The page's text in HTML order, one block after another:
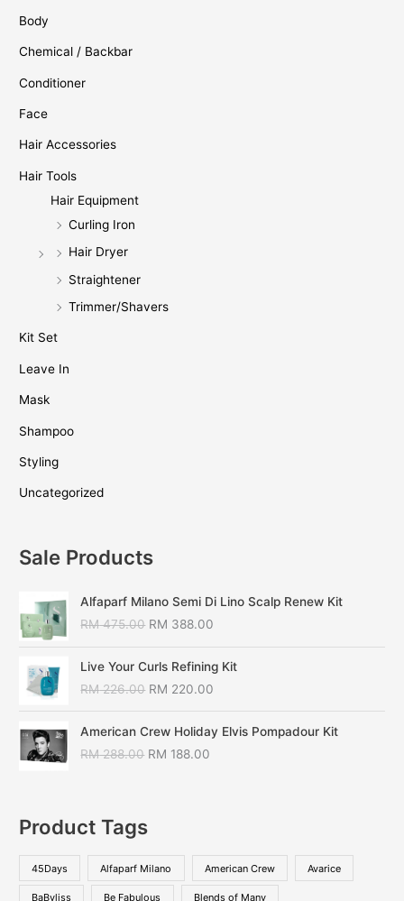
Body
Chemical / Backbar
Conditioner
Face
Hair Accessories
Hair Tools
Hair Equipment
Curling Iron
Hair Dryer
Straightener
Trimmer/Shavers
Kit Set
Leave In
Mask
Shampoo
Styling
Uncategorized
Sale Products
Alfaparf Milano Semi Di Lino Scalp Renew Kit
RM475.00 RM 388.00
Live Your Curls Refining Kit
RM226.00 RM 220.00
American Crew Holiday Elvis Pompadour Kit
RM288.00 RM 188.00
Product Tags
45Days Alfaparf Milano American Crew Avarice
BaByliss Be Fabulous Blends of Many